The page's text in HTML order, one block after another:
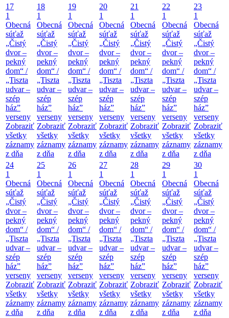
17
1
Obecná
súťaž
„Čistý
dvor –
pekný
dom“ /
„Tiszta
udvar –
szép
ház”
verseny
Zobraziť
všetky
záznamy
z dňa
18
1
Obecná
súťaž
„Čistý
dvor –
pekný
dom“ /
„Tiszta
udvar –
szép
ház”
verseny
Zobraziť
všetky
záznamy
z dňa
19
1
Obecná
súťaž
„Čistý
dvor –
pekný
dom“ /
„Tiszta
udvar –
szép
ház”
verseny
Zobraziť
všetky
záznamy
z dňa
20
1
Obecná
súťaž
„Čistý
dvor –
pekný
dom“ /
„Tiszta
udvar –
szép
ház”
verseny
Zobraziť
všetky
záznamy
z dňa
21
1
Obecná
súťaž
„Čistý
dvor –
pekný
dom“ /
„Tiszta
udvar –
szép
ház”
verseny
Zobraziť
všetky
záznamy
z dňa
22
1
Obecná
súťaž
„Čistý
dvor –
pekný
dom“ /
„Tiszta
udvar –
szép
ház”
verseny
Zobraziť
všetky
záznamy
z dňa
23
1
Obecná
súťaž
„Čistý
dvor –
pekný
dom“ /
„Tiszta
udvar –
szép
ház”
verseny
Zobraziť
všetky
záznamy
z dňa
24
1
Obecná
súťaž
„Čistý
dvor –
pekný
dom“ /
„Tiszta
udvar –
szép
ház”
verseny
Zobraziť
všetky
záznamy
z dňa
25
1
Obecná
súťaž
„Čistý
dvor –
pekný
dom“ /
„Tiszta
udvar –
szép
ház”
verseny
Zobraziť
všetky
záznamy
z dňa
26
1
Obecná
súťaž
„Čistý
dvor –
pekný
dom“ /
„Tiszta
udvar –
szép
ház”
verseny
Zobraziť
všetky
záznamy
z dňa
27
1
Obecná
súťaž
„Čistý
dvor –
pekný
dom“ /
„Tiszta
udvar –
szép
ház”
verseny
Zobraziť
všetky
záznamy
z dňa
28
1
Obecná
súťaž
„Čistý
dvor –
pekný
dom“ /
„Tiszta
udvar –
szép
ház”
verseny
Zobraziť
všetky
záznamy
z dňa
29
1
Obecná
súťaž
„Čistý
dvor –
pekný
dom“ /
„Tiszta
udvar –
szép
ház”
verseny
Zobraziť
všetky
záznamy
z dňa
30
1
Obecná
súťaž
„Čistý
dvor –
pekný
dom“ /
„Tiszta
udvar –
szép
ház”
verseny
Zobraziť
všetky
záznamy
z dňa